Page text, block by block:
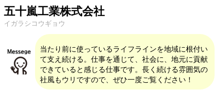
五十嵐工業株式会社
イガラシコウギョウ
当たり前に使っているライフラインを地域に根付い
て支え続ける。仕事を通じて、社会に、地元に貢献
できていると感じる仕事です。長く続ける雰囲気の
社風もウリですので、ぜひ一度ご覧ください！